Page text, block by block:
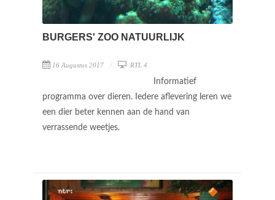
BURGERS' ZOO NATUURLIJK
16 Augustus 2017 RTL 4
Informatief
programma over dieren. Iedere aflevering leren we
een dier beter kennen aan de hand van
verrassende weetjes.